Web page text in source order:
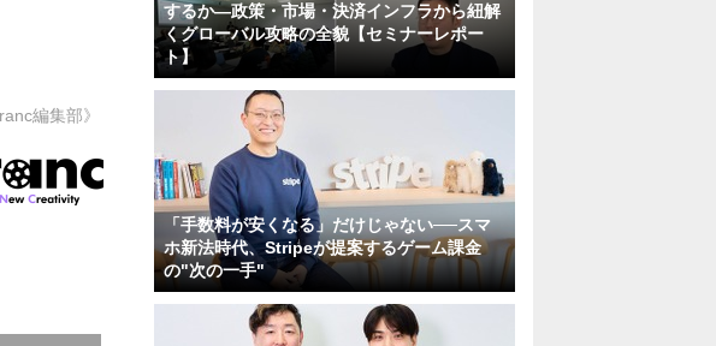
編集部》
するか―政策・市場・決済インフラから紐解
くグローバル攻略の全貌【セミナーレポー
ト】
「手数料が安くなる」だけじゃない──スマ
ホ新法時代、Stripeが提案するゲーム課金
の"次の一手"